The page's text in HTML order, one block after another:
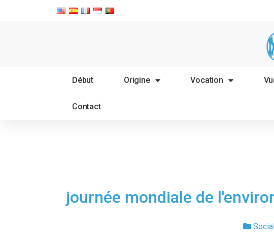
Début Origine Vocation
Contact
journée mondiale de